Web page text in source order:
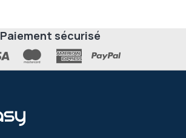
Paiement sécurisé